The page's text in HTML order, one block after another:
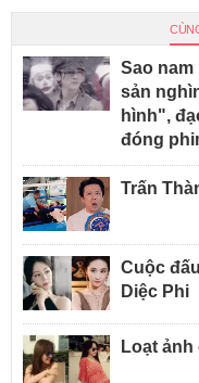
Sao
sản
hình",
đóng
Trấn
Cuộc
Diệc Phi
Loạt